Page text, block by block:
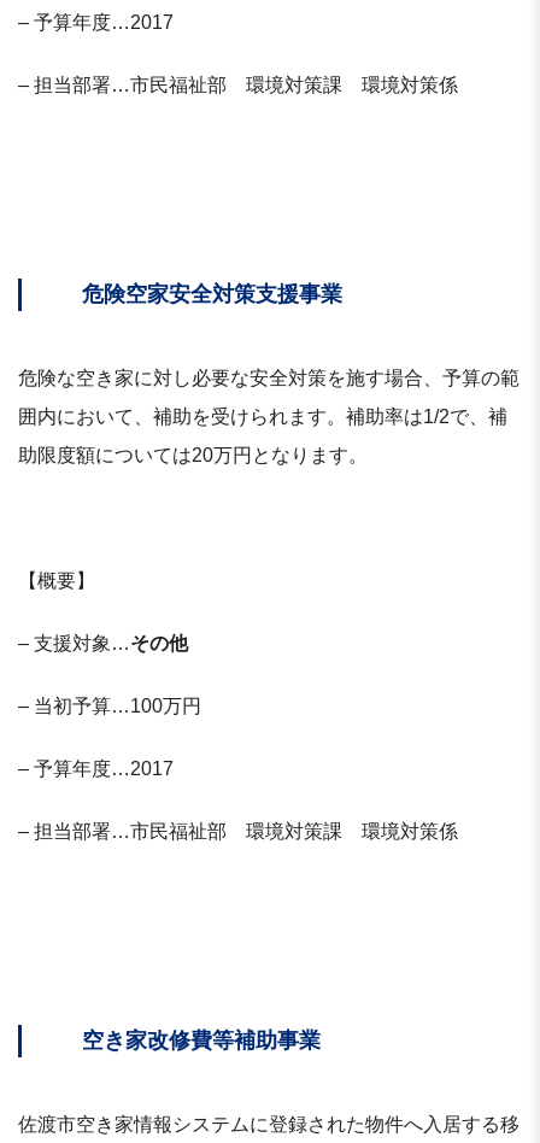
– 予算年度…2017
– 担当部署…市民福祉部 環境対策課 環境対策係
危険空家安全対策支援事業
危険な空き家に対し必要な安全対策を施す場合、予算の範
囲内において、補助を受けられます。補助率は1/2で、補
助限度額については20万円となります。
【概要】
– 支援対象…その他
– 当初予算…100万円
– 予算年度…2017
– 担当部署…市民福祉部 環境対策課 環境対策係
空き家改修費等補助事業
佐渡市空き家情報システムに登録された物件へ入居する移